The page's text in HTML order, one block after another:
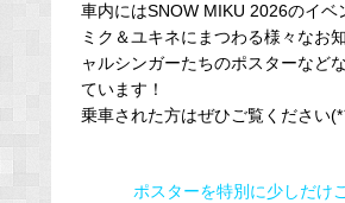
車内にはSNOW MIKU 2026のイベ
ミク＆ユキネにまつわる様々なお
ャルシンガーたちのポスターなど
ています！
乗車された方はぜひご覧ください
ポスターを特別に少しだけ